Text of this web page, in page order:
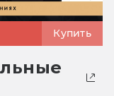
Купить